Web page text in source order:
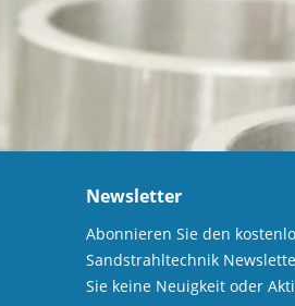
Newsletter
Abonnieren Sie den
Sandstrahltechnik
Sie keine Neuigkeit oder